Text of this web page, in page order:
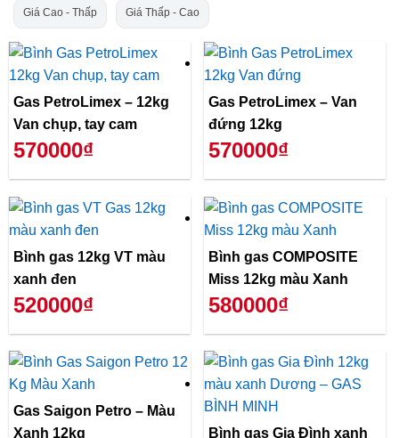
Giá Cao - Thấp Giá Thấp - Cao
Gas PetroLimex – 12kg
Van chụp, tay cam
570000₫
Gas PetroLimex – Van
đứng 12kg
570000₫
Bình gas 12kg VT màu
xanh đen
520000₫
Bình gas COMPOSITE
Miss 12kg màu Xanh
580000₫
Gas Saigon Petro – Màu
Xanh 12kg
Bình gas Gia Đình xanh